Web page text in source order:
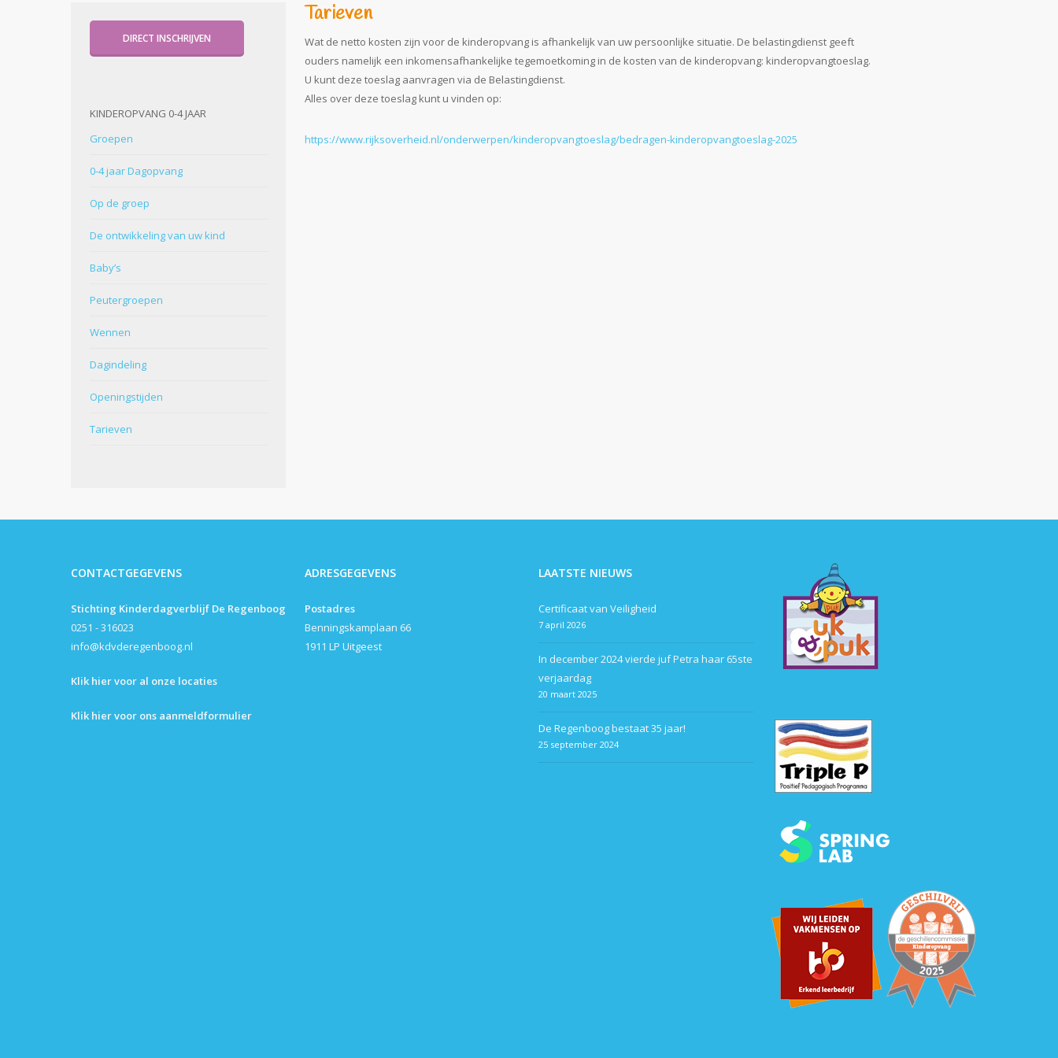
DIRECT INSCHRIJVEN
KINDEROPVANG 0-4 JAAR
Groepen
0-4 jaar Dagopvang
Op de groep
De ontwikkeling van uw kind
Baby’s
Peutergroepen
Wennen
Dagindeling
Openingstijden
Tarieven
Tarieven
Wat de netto kosten zijn voor de kinderopvang is afhankelijk van uw persoonlijke situatie. De belastingdienst geeft
ouders namelijk een inkomensafhankelijke tegemoetkoming in de kosten van de kinderopvang: kinderopvangtoeslag.
U kunt deze toeslag aanvragen via de Belastingdienst.
Alles over deze toeslag kunt u vinden op:
https://www.rijksoverheid.nl/onderwerpen/kinderopvangtoeslag/bedragen-kinderopvangtoeslag-2025
CONTACTGEGEVENS
Stichting Kinderdagverblijf De Regenboog
0251 - 316023
info@kdvderegenboog.nl
Klik hier voor al onze locaties
Klik hier voor ons aanmeldformulier
ADRESGEGEVENS
Postadres
Benningskamplaan 66
1911 LP Uitgeest
LAATSTE NIEUWS
Certificaat van Veiligheid
7 april 2026
In december 2024 vierde juf Petra haar 65ste
verjaardag
20 maart 2025
De Regenboog bestaat 35 jaar!
25 september 2024